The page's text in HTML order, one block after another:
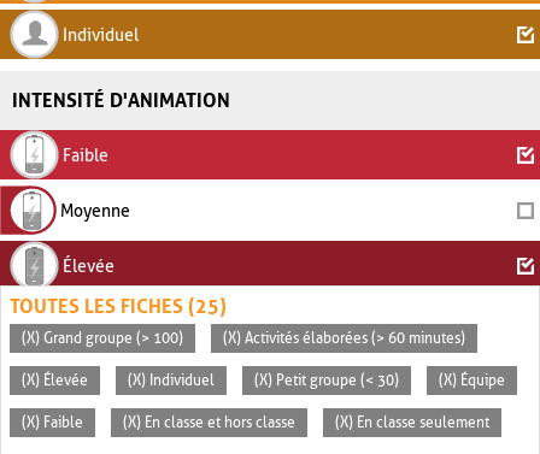
Individuel
INTENSITÉ D'ANIMATION
Faible
Moyenne
Élevée
TOUTES LES FICHES (25)
(X) Grand groupe (> 100) (X) Activités élaborées (> 60 minutes)
(X) Élevée (X) Individuel (X) Petit groupe (< 30) (X) Équipe
(X) Faible (X) En classe et hors classe (X) En classe seulement